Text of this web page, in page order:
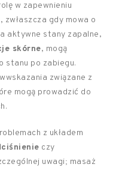
w zapewnieniu
gdy mowa o
aktywne stany zapalne,
skórne, mogą
stanu po zabiegu.
związane z
mogą prowadzić do
z układem
czy
uwagi; masaż